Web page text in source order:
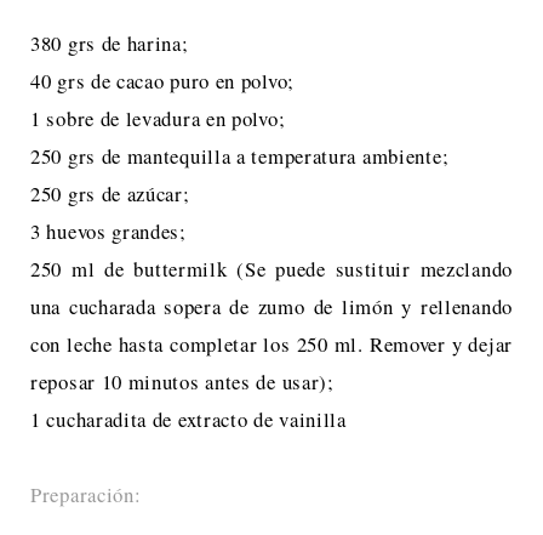
380 grs de harina;
40 grs de cacao puro en polvo;
1 sobre de levadura en polvo;
250 grs de mantequilla a temperatura ambiente;
250 grs de azúcar;
3 huevos grandes;
250 ml de buttermilk (Se puede sustituir mezclando
una cucharada sopera de zumo de limón y rellenando
con leche hasta completar los 250 ml. Remover y dejar
reposar 10 minutos antes de usar);
1 cucharadita de extracto de vainilla
Preparación: